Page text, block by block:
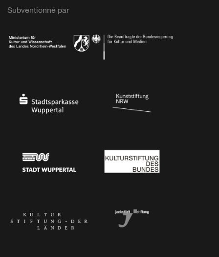
Subventionné par